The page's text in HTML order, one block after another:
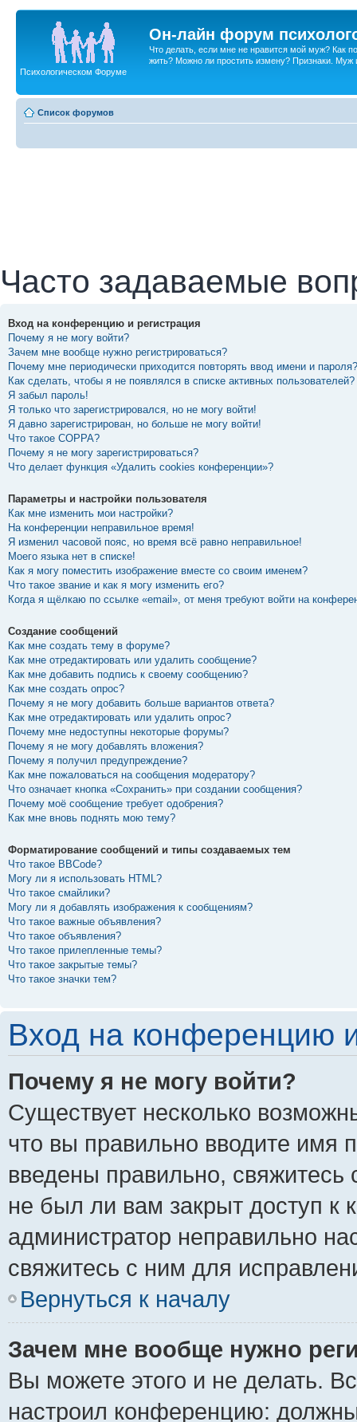
Он-лайн форум
Что делать, если мне не нравится мой муж? Как
жить? Можно ли простить измену? Признаки. Муж
Психологическом Форуме
Список форумов
Часто задаваемые
Вход на конференцию и регистрация
Почему я не могу войти?
Зачем мне вообще нужно регистрироваться?
Почему мне периодически приходится повторять ввод имени и пароля?
Как сделать, чтобы я не появлялся в списке активных пользователей?
Я забыл пароль!
Я только что зарегистрировался, но не могу войти!
Я давно зарегистрирован, но больше не могу войти!
Что такое COPPA?
Почему я не могу зарегистрироваться?
Что делает функция «Удалить cookies конференции»?
Параметры и настройки пользователя
Как мне изменить мои настройки?
На конференции неправильное время!
Я изменил часовой пояс, но время всё равно неправильное!
Моего языка нет в списке!
Как я могу поместить изображение вместе со своим именем?
Что такое звание и как я могу изменить его?
Когда я щёлкаю по ссылке «email», от меня требуют войти на
Создание сообщений
Как мне создать тему в форуме?
Как мне отредактировать или удалить сообщение?
Как мне добавить подпись к своему сообщению?
Как мне создать опрос?
Почему я не могу добавить больше вариантов ответа?
Как мне отредактировать или удалить опрос?
Почему мне недоступны некоторые форумы?
Почему я не могу добавлять вложения?
Почему я получил предупреждение?
Как мне пожаловаться на сообщения модератору?
Что означает кнопка «Сохранить» при создании сообщения?
Почему моё сообщение требует одобрения?
Как мне вновь поднять мою тему?
Форматирование сообщений и типы создаваемых тем
Что такое BBCode?
Могу ли я использовать HTML?
Что такое смайлики?
Могу ли я добавлять изображения к сообщениям?
Что такое важные объявления?
Что такое объявления?
Что такое прилепленные темы?
Что такое закрытые темы?
Что такое значки тем?
Вход на конференцию
Почему я не могу войти?
Существует несколько
что вы правильно вводите имя
введены правильно,
не был ли вам закрыт доступ к
администратор неправильно
свяжитесь с ним для
Вернуться к началу
Зачем мне вообще нужно
Вы можете этого и не делать.
настроил конференцию: